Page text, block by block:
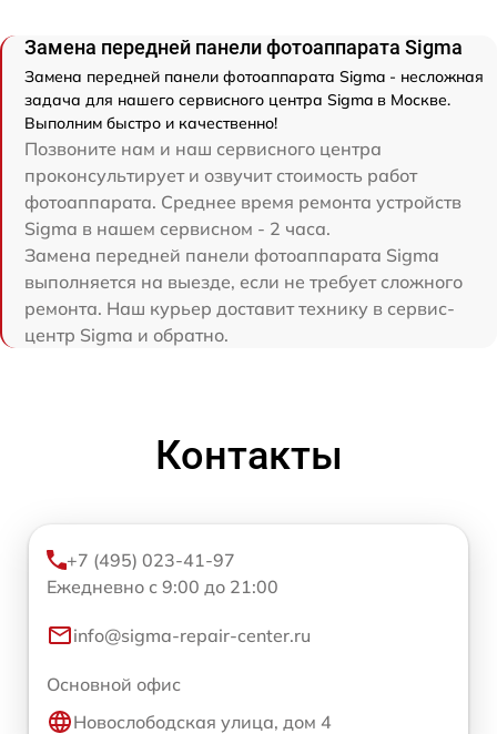
Замена передней панели фотоаппарата Sigma
Замена передней панели фотоаппарата Sigma - несложная
задача для нашего сервисного центра Sigma в Москве.
Выполним быстро и качественно!
Позвоните нам и наш сервисного центра
проконсультирует и озвучит стоимость работ
фотоаппарата. Среднее время ремонта устройств
Sigma в нашем сервисном - 2 часа.
Замена передней панели фотоаппарата Sigma
выполняется на выезде, если не требует сложного
ремонта. Наш курьер доставит технику в сервис-
центр Sigma и обратно.
Контакты
+7 (495) 023-41-97
Ежедневно с 9:00 до 21:00
info@sigma-repair-center.ru
Основной офис
Новослободская улица, дом 4